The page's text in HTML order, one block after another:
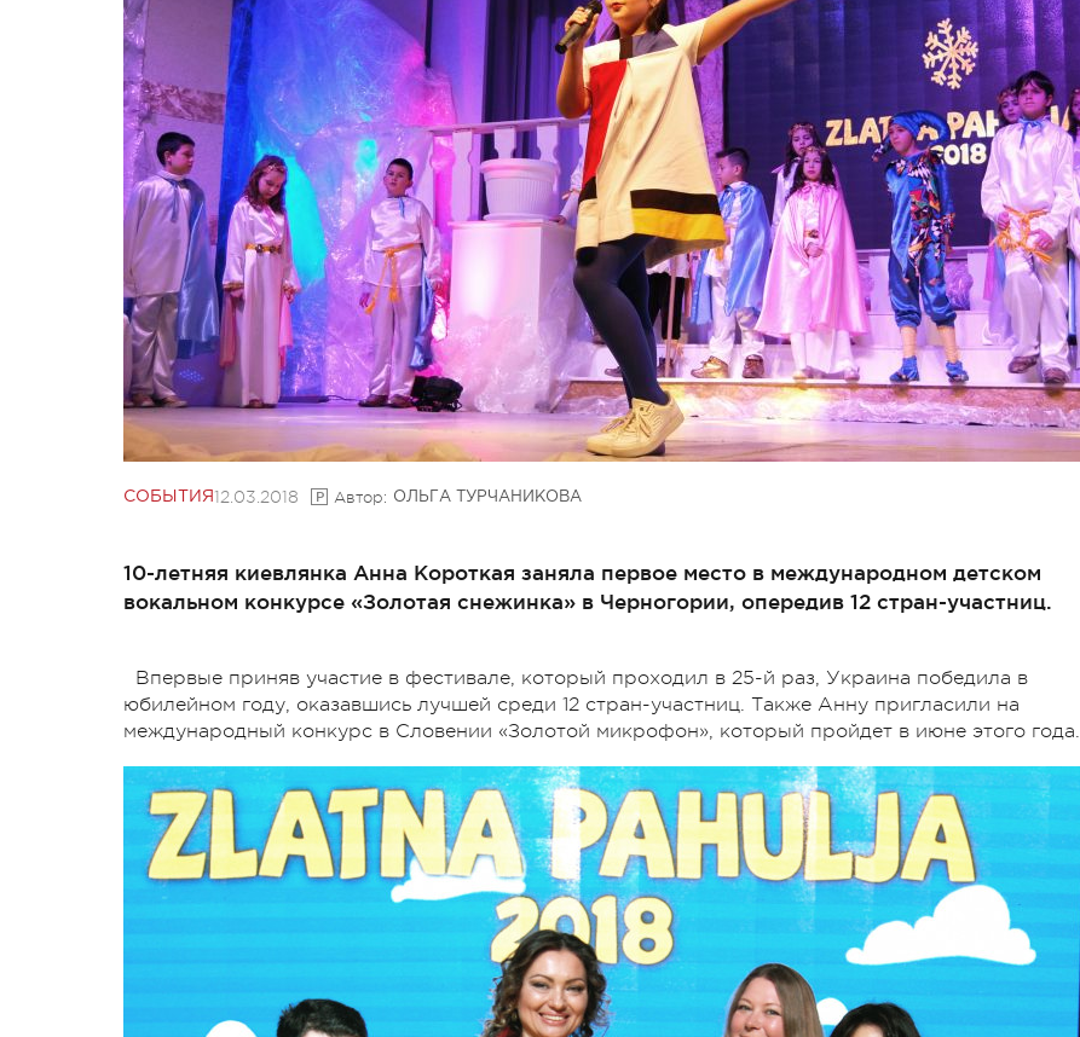
СОБЫТИЯ 12.03.2018 Автор: ОЛЬГА ТУРЧАНИКОВА
10-летняя киевлянка Анна Короткая заняла первое место в международном детском
вокальном конкурсе «Золотая снежинка» в Черногории, опередив 12 стран-участниц.
Впервые приняв участие в фестивале, который проходил в 25-й раз, Украина победила в
юбилейном году, оказавшись лучшей среди 12 стран-участниц. Также Анну пригласили на
международный конкурс в Словении «Золотой микрофон», который пройдет в июне этого года.